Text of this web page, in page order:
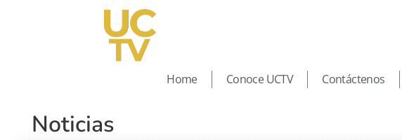
Home Conoce UCTV Contáctenos
Noticias